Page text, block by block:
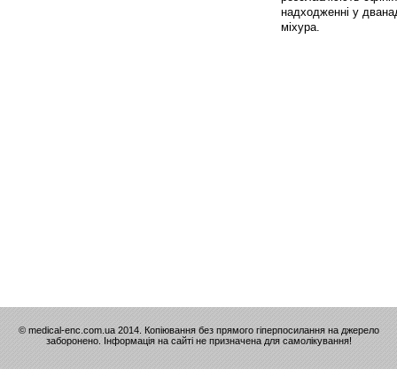
надходженні у
міхура.
© medical-enc.com.ua 2014. Копіювання без прямого гіперпосилання на джерело
заборонено. Інформація на сайті не призначена для самолікування!